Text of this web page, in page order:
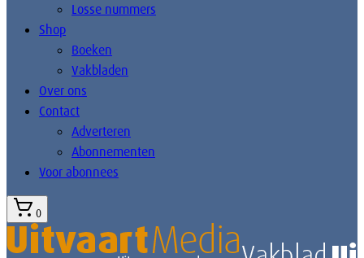
Losse nummers
Shop
Boeken
Vakbladen
Over ons
Contact
Adverteren
Abonnementen
Voor abonnees
0